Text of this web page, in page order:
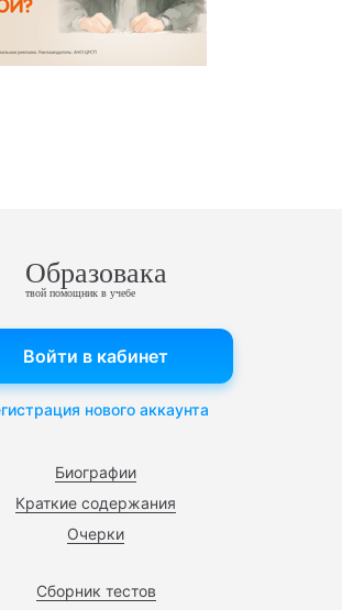
Образовака
твой помощник в учебе
Биографии
Краткие содержания
Очерки
Сборник тестов
Войти в кабинет
нового аккаунта